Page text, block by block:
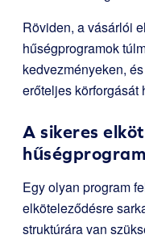
Röviden, a vásárlói
hűségprogramok
kedvezményeken,
erőteljes körforgását
A sikeres
Egy olyan program
elköteleződésre
struktúrára van